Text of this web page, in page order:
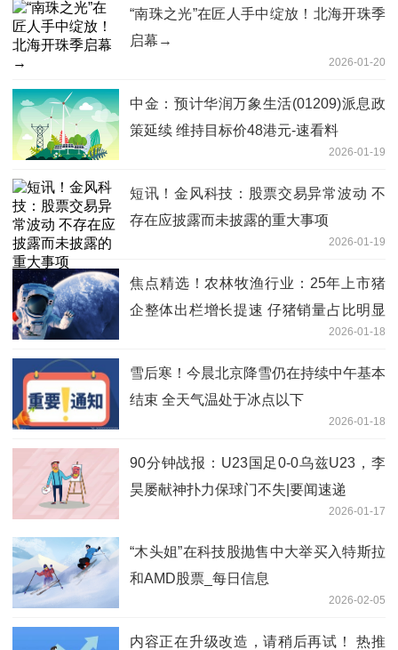
“南珠之光”在匠人手中绽放！北海开珠季
启幕→
2026-01-20
中金：预计华润万象生活(01209)派息政
策延续 维持目标价48港元-速看料
2026-01-19
短讯！金风科技：股票交易异常波动 不
存在应披露而未披露的重大事项
2026-01-19
焦点精选！农林牧渔行业：25年上市猪
企整体出栏增长提速 仔猪销量占比明显
2026-01-18
雪后寒！今晨北京降雪仍在持续中午基本
结束 全天气温处于冰点以下
2026-01-18
90分钟战报：U23国足0-0乌兹U23，李
昊屡献神扑力保球门不失|要闻速递
2026-01-17
“木头姐”在科技股抛售中大举买入特斯拉
和AMD股票_每日信息
2026-02-05
内容正在升级改造，请稍后再试！ 热推